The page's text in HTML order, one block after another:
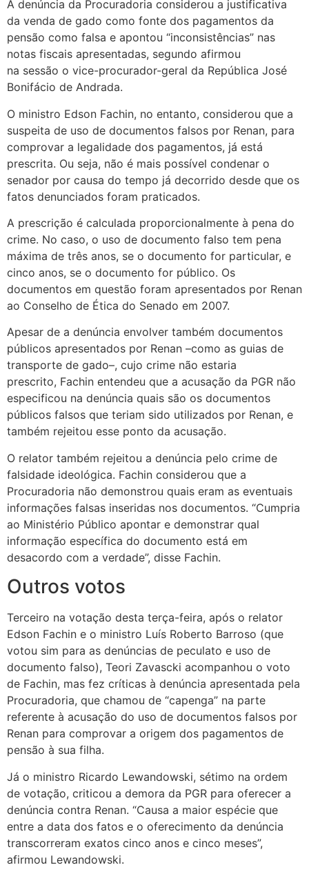
A denúncia da Procuradoria considerou a justificativa
da venda de gado como fonte dos pagamentos da
pensão como falsa e apontou “inconsistências” nas
notas fiscais apresentadas, segundo afirmou
na sessão o vice-procurador-geral da República José
Bonifácio de Andrada.
O ministro Edson Fachin, no entanto, considerou que a
suspeita de uso de documentos falsos por Renan, para
comprovar a legalidade dos pagamentos, já está
prescrita. Ou seja, não é mais possível condenar o
senador por causa do tempo já decorrido desde que os
fatos denunciados foram praticados.
A prescrição é calculada proporcionalmente à pena do
crime. No caso, o uso de documento falso tem pena
máxima de três anos, se o documento for particular, e
cinco anos, se o documento for público. Os
documentos em questão foram apresentados por Renan
ao Conselho de Ética do Senado em 2007.
Apesar de a denúncia envolver também documentos
públicos apresentados por Renan –como as guias de
transporte de gado–, cujo crime não estaria
prescrito, Fachin entendeu que a acusação da PGR não
especificou na denúncia quais são os documentos
públicos falsos que teriam sido utilizados por Renan, e
também rejeitou esse ponto da acusação.
O relator também rejeitou a denúncia pelo crime de
falsidade ideológica. Fachin considerou que a
Procuradoria não demonstrou quais eram as eventuais
informações falsas inseridas nos documentos. “Cumpria
ao Ministério Público apontar e demonstrar qual
informação específica do documento está em
desacordo com a verdade”, disse Fachin.
Outros votos
Terceiro na votação desta terça-feira, após o relator
Edson Fachin e o ministro Luís Roberto Barroso (que
votou sim para as denúncias de peculato e uso de
documento falso), Teori Zavascki acompanhou o voto
de Fachin, mas fez críticas à denúncia apresentada pela
Procuradoria, que chamou de “capenga” na parte
referente à acusação do uso de documentos falsos por
Renan para comprovar a origem dos pagamentos de
pensão à sua filha.
Já o ministro Ricardo Lewandowski, sétimo na ordem
de votação, criticou a demora da PGR para oferecer a
denúncia contra Renan. “Causa a maior espécie que
entre a data dos fatos e o oferecimento da denúncia
transcorreram exatos cinco anos e cinco meses”,
afirmou Lewandowski.